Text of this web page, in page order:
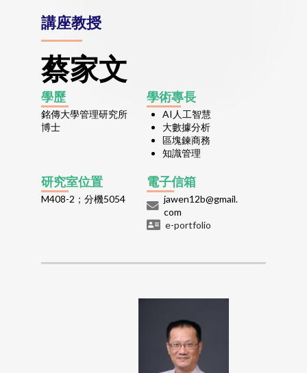
講座教授
蔡家文
學歷
銘傳大學管理研究所
博士
學術專長
AI人工智慧
大數據分析
區塊鍊商務
知識管理
研究室位置
M408-2；分機5054
電子信箱
jawen12b@gmail.
com
e-portfolio